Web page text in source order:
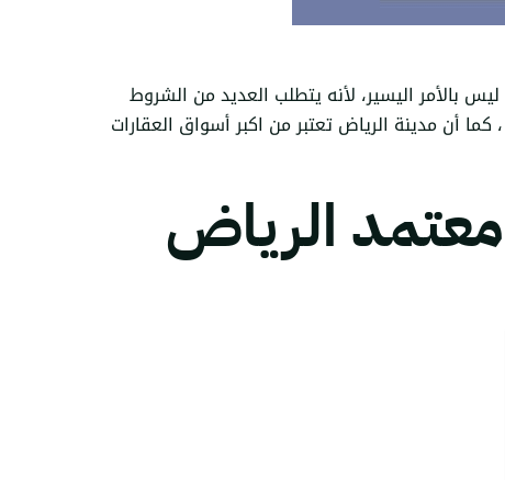
بالأمر اليسير، لأنه يتطلب العديد من الشروط
أن مدينة الرياض تعتبر من اكبر أسواق العقارات
الرياض